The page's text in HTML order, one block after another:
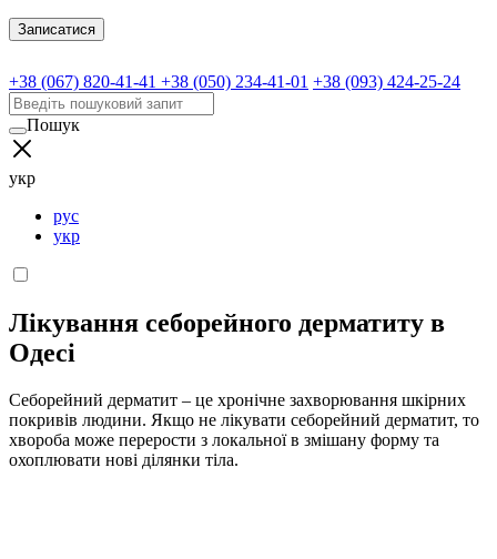
Записатися
+38 (067) 820-41-41 +38 (050) 234-41-01 +38 (093) 424-25-24
Пошук
укр
рус
укр
Лікування себорейного дерматиту в
Одесі
Себорейний дерматит – це хронічне захворювання шкірних
покривів людини. Якщо не лікувати себорейний дерматит, то
хвороба може перерости з локальної в змішану форму та
охоплювати нові ділянки тіла.